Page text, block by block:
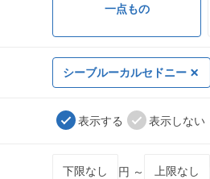
一点もの
シーブルーカルセドニー
表示する 表示しない
円 ～